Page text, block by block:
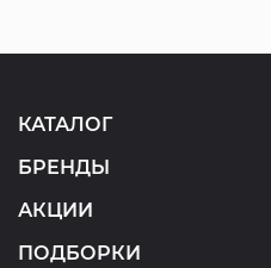
КАТАЛОГ
БРЕНДЫ
АКЦИИ
ПОДБОРКИ